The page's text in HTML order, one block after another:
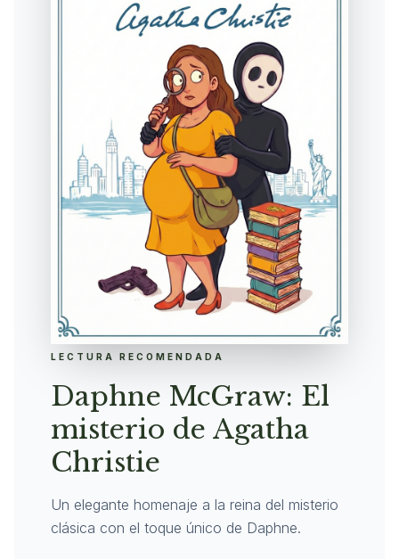
LECTURA RECOMENDADA
Daphne McGraw: El
misterio de Agatha
Christie
Un elegante homenaje a la reina del misterio
clásica con el toque único de Daphne.